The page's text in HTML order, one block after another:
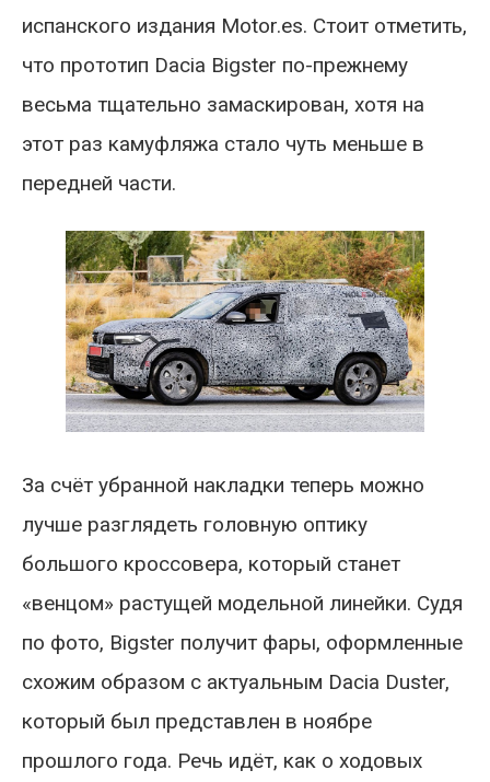
испанского издания Motor.es. Стоит отметить,
что прототип Dacia Bigster по-прежнему
весьма тщательно замаскирован, хотя на
этот раз камуфляжа стало чуть меньше в
передней части.
За счёт убранной накладки теперь можно
лучше разглядеть головную оптику
большого кроссовера, который станет
«венцом» растущей модельной линейки. Судя
по фото, Bigster получит фары, оформленные
схожим образом с актуальным Dacia Duster,
который был представлен в ноябре
прошлого года. Речь идёт, как о ходовых